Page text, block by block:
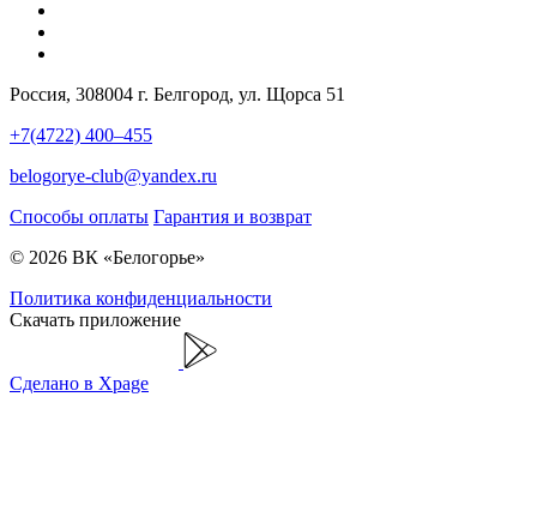
Россия, 308004 г. Белгород, ул. Щорса 51
+7(4722) 400–455
belogorye-club@yandex.ru
Способы оплаты Гарантия и возврат
© 2026 ВК «Белогорье»
Политика конфиденциальности
Скачать приложение
Сделано в Xpage